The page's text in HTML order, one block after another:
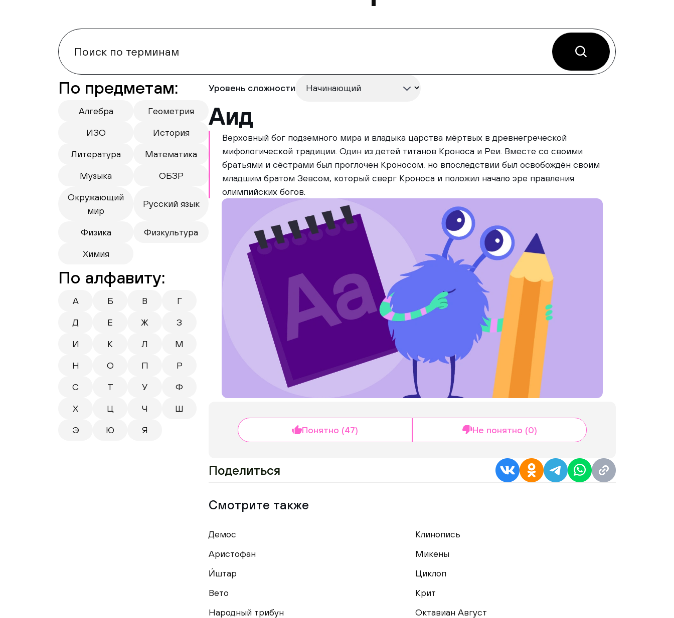
По предметам:
Алгебра Геометрия
ИЗО История
Литература Математика
Музыка ОБЗР
Окружающий
мир
Русский язык
Физика Физкультура
Химия
По алфавиту:
А Б В Г
Д Е Ж З
И К Л М
Н О П Р
С Т У Ф
Х Ц Ч Ш
Э Ю Я
Уровень сложности
Аид
Верховный бог подземного мира и владыка царства мёртвых в древнегреческой
мифологической традиции. Один из детей титанов Кроноса и Реи. Вместе со своими
братьями и сёстрами был проглочен Кроносом, но впоследствии был освобождён своим
младшим братом Зевсом, который сверг Кроноса и положил начало эре правления
олимпийских богов.
Понятно (47) Не понятно (0)
Поделиться
Смотрите также
Демос
Клинопись
Аристофан
Микены
И́штар
Циклоп
Вето
Крит
Народный трибун
Октавиан Август